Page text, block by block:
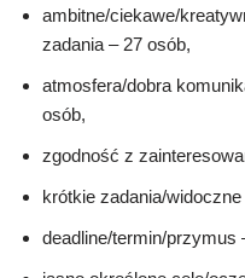
ambitne/ciekawe/
zadania – 27 osób,
atmosfera/dobra
osób,
zgodność z
krótkie zadania/
deadline/termin/przymus